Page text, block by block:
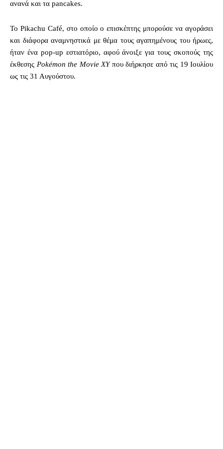
ανανά και τα pancakes.
To Pikachu Café, στο οποίο ο επισκέπτης μπορούσε να αγοράσει
και διάφορα αναμνηστικά με θέμα τους αγαπημένους του ήρωες,
ήταν ένα pop-up εστιατόριο, αφού άνοιξε για τους σκοπούς της
έκθεσης Pokémon the Movie XYπου διήρκησε από τις 19 Ιουλίου
ως τις 31 Αυγούστου.